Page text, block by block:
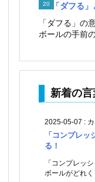
「ダフる
「ダフる」の
ボールの手前
新着の
2025-05-07 :
「コンプレ
る！
「コンプレッ
ボールがどれく